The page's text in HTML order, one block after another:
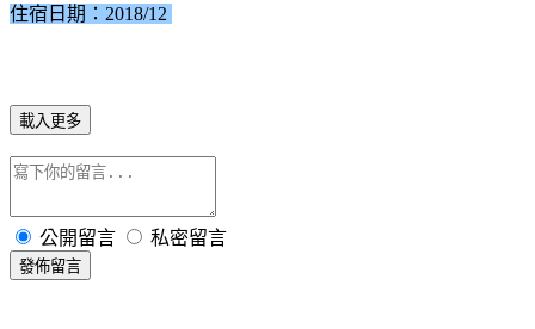
住宿日期：2018/12
載入更多
公開留言 私密留言
發佈留言